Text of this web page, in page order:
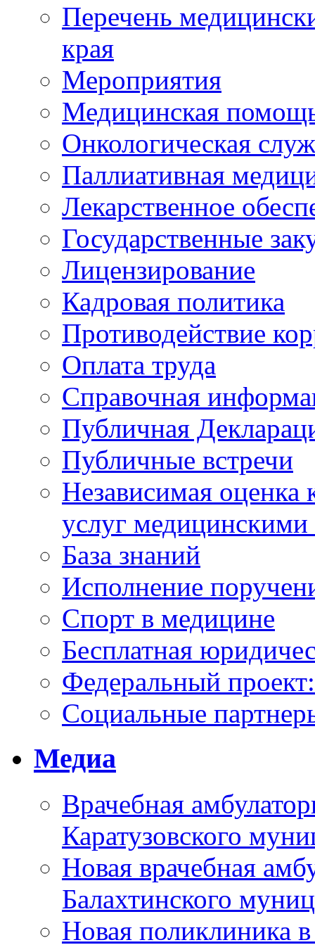
Перечень
края
Мероприятия
Медицинская
Онкологическая
Паллиативная
Лекарственное
Государственные
Лицензирование
Кадровая политика
Противодействие
Оплата труда
Справочная
Публичная
Публичные встречи
Независимая оценка
услуг
База знаний
Исполнение
Спорт в медицине
Бесплатная
Федеральный
Социальные
Медиа
Врачебная
Каратузовского
Новая врачебная
Балахтинского
Новая поликлиника